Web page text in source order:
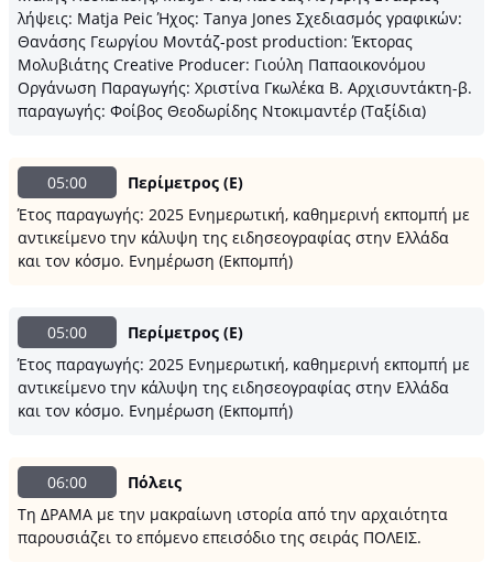
λήψεις: Matja Peic Ήχος: Tanya Jones Σχεδιασμός γραφικών:
Θανάσης Γεωργίου Μοντάζ-post production: Έκτορας
Μολυβιάτης Creative Producer: Γιούλη Παπαοικονόμου
Οργάνωση Παραγωγής: Χριστίνα Γκωλέκα Β. Αρχισυντάκτη-β.
παραγωγής: Φοίβος Θεοδωρίδης Ντοκιμαντέρ (Ταξίδια)
05:00
Περίμετρος (E)
Έτος παραγωγής: 2025 Ενημερωτική, καθημερινή εκπομπή με
αντικείμενο την κάλυψη της ειδησεογραφίας στην Ελλάδα
και τον κόσμο. Ενημέρωση (Εκπομπή)
05:00
Περίμετρος (E)
Έτος παραγωγής: 2025 Ενημερωτική, καθημερινή εκπομπή με
αντικείμενο την κάλυψη της ειδησεογραφίας στην Ελλάδα
και τον κόσμο. Ενημέρωση (Εκπομπή)
06:00
Πόλεις
Τη ΔΡΑΜΑ με την μακραίωνη ιστορία από την αρχαιότητα
παρουσιάζει το επόμενο επεισόδιο της σειράς ΠΟΛΕΙΣ.